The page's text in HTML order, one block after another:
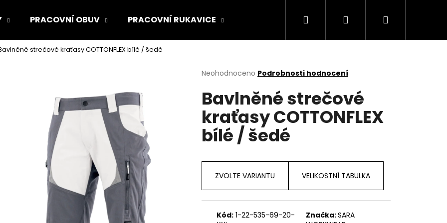
PRACOVNÍ OBUV PRACOVNÍ RUKAVICE TABULKA VELIKOSTI
Hledat PřihlášeníNákupní
strečové kraťasy COTTONFLEX bílé / šedé
Průměrné
produktu
je
0,0
5
hvězdiček.
Neohodnoceno Podrobnosti hodnocení
Bavlněné strečové
kraťasy COTTONFLEX
bílé / šedé
ZVOLTE VARIANTU VELIKOSTNÍ TABULKA
Kód: 1-22-535-69-20-
Značka:SARA
Co potřebujete najít?
Doporučujeme